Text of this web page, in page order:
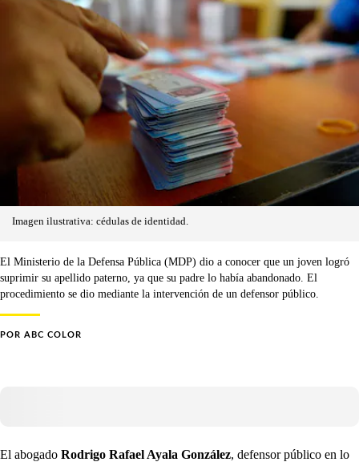
Imagen ilustrativa: cédulas de identidad.
El Ministerio de la Defensa Pública (MDP) dio a conocer que un joven logró
suprimir su apellido paterno, ya que su padre lo había abandonado. El
procedimiento se dio mediante la intervención de un defensor público.
POR ABC COLOR
El abogado Rodrigo Rafael Ayala González, defensor público en lo